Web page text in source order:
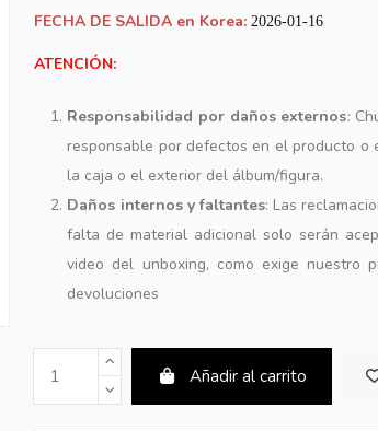
FECHA DE SALIDA en Korea: 2026-01-16
ATENCIÓN:
Responsabilidad por daños externos:
responsable por defectos en el producto o
la caja o el exterior del álbum/figura.
Daños internos y faltantes: Las
falta de material adicional solo serán
video del unboxing, como exige nuestro
devoluciones
Añadir al carrito